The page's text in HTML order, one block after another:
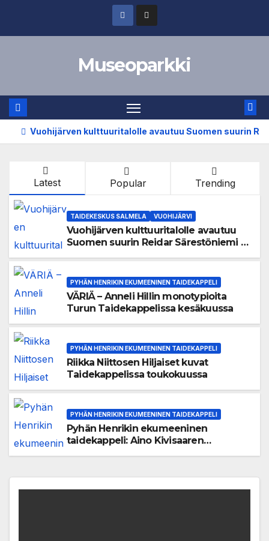
Museoparkki
Vuohijärven kulttuuritalolle avautuu Suomen suurin
Latest Popular Trending
TAIDEKESKUS SALMELA VUOHIJÄRVI
Vuohijärven kulttuuritalolle avautuu
Suomen suurin Reidar Särestöniemi -
PYHÄN HENRIKIN EKUMEENINEN TAIDEKAPPELI
VÄRIÄ – Anneli Hillin monotypioita
Turun Taidekappelissa kesäkuussa
PYHÄN HENRIKIN EKUMEENINEN TAIDEKAPPELI
Riikka Niittosen Hiljaiset kuvat
Taidekappelissa toukokuussa
PYHÄN HENRIKIN EKUMEENINEN TAIDEKAPPELI
Pyhän Henrikin ekumeeninen
taidekappeli: Aino Kivisaaren